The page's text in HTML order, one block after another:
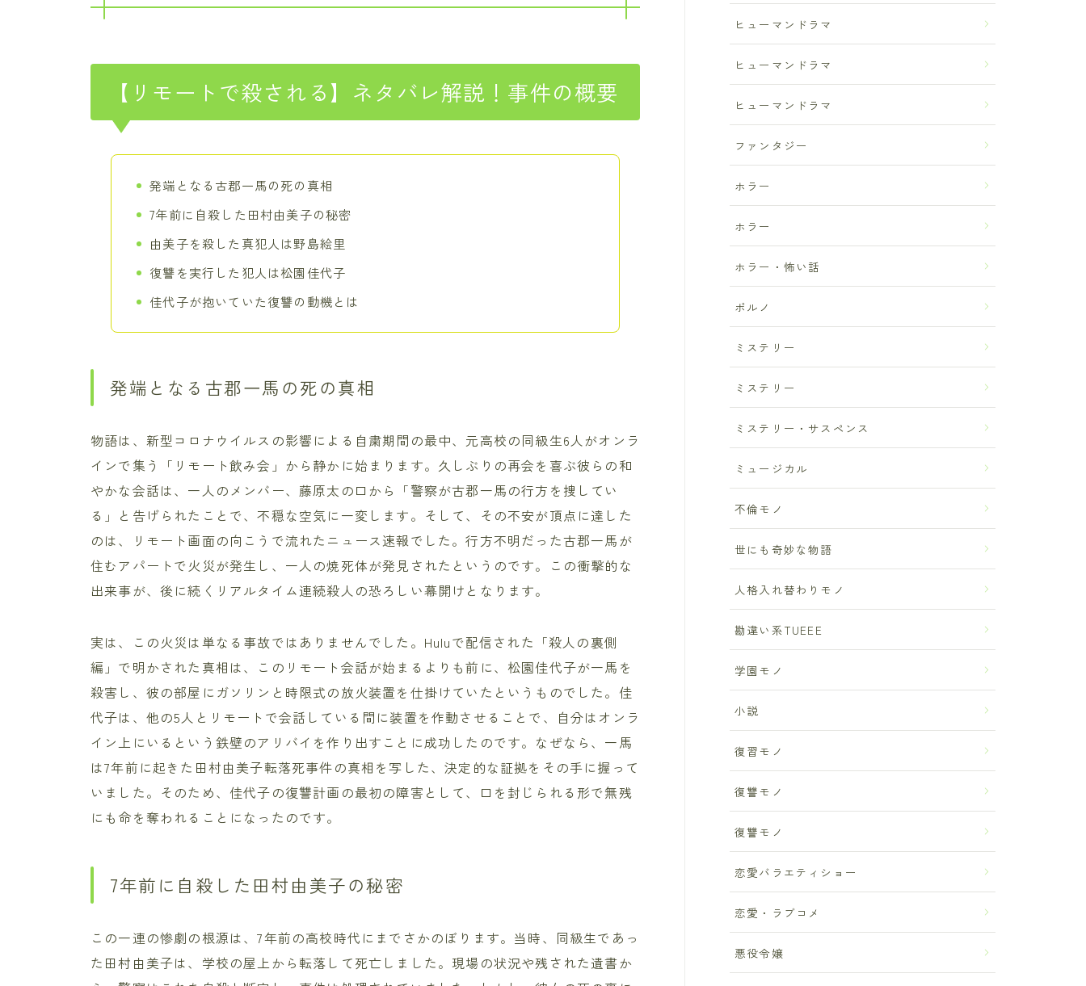
【リモートで殺される】ネタバレ解説！事件の概要
発端となる古郡一馬の死の真相
7年前に自殺した田村由美子の秘密
由美子を殺した真犯人は野島絵里
復讐を実行した犯人は松園佳代子
佳代子が抱いていた復讐の動機とは
発端となる古郡一馬の死の真相
物語は、新型コロナウイルスの影響による自粛期間の最中、元高校の同級生6人がオンラ
インで集う「リモート飲み会」から静かに始まります。久しぶりの再会を喜ぶ彼らの和
やかな会話は、一人のメンバー、藤原太の口から「警察が古郡一馬の行方を捜してい
る」と告げられたことで、不穏な空気に一変します。そして、その不安が頂点に達した
のは、リモート画面の向こうで流れたニュース速報でした。行方不明だった古郡一馬が
住むアパートで火災が発生し、一人の焼死体が発見されたというのです。この衝撃的な
出来事が、後に続くリアルタイム連続殺人の恐ろしい幕開けとなります。
実は、この火災は単なる事故ではありませんでした。Huluで配信された「殺人の裏側
編」で明かされた真相は、このリモート会話が始まるよりも前に、松園佳代子が一馬を
殺害し、彼の部屋にガソリンと時限式の放火装置を仕掛けていたというものでした。佳
代子は、他の5人とリモートで会話している間に装置を作動させることで、自分はオンラ
イン上にいるという鉄壁のアリバイを作り出すことに成功したのです。なぜなら、一馬
は7年前に起きた田村由美子転落死事件の真相を写した、決定的な証拠をその手に握って
いました。そのため、佳代子の復讐計画の最初の障害として、口を封じられる形で無残
にも命を奪われることになったのです。
7年前に自殺した田村由美子の秘密
この一連の惨劇の根源は、7年前の高校時代にまでさかのぼります。当時、同級生であっ
た田村由美子は、学校の屋上から転落して死亡しました。現場の状況や残された遺書か
ヒューマンドラマ
ヒューマンドラマ
ヒューマンドラマ
ファンタジー
ホラー
ホラー
ホラー・怖い話
ポルノ
ミステリー
ミステリー
ミステリー・サスペンス
ミュージカル
不倫モノ
世にも奇妙な物語
人格入れ替わりモノ
勘違い系TUEEE
学園モノ
小説
復習モノ
復讐モノ
復讐モノ
恋愛バラエティショー
恋愛・ラブコメ
悪役令嬢